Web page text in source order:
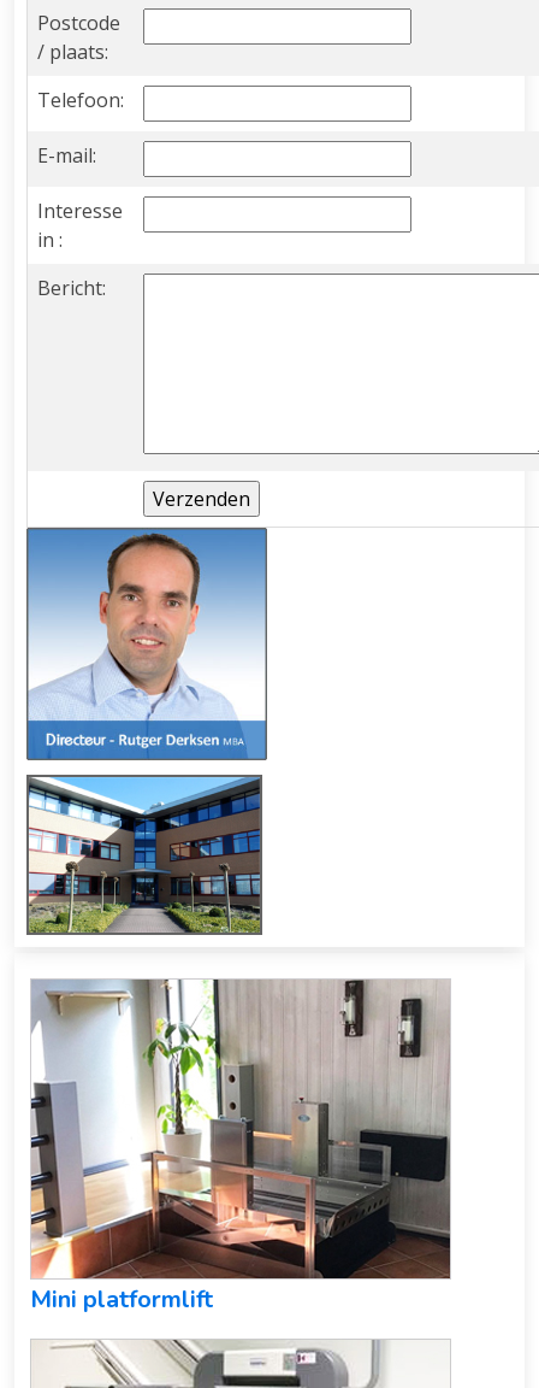
Postcode
/ plaats:
Telefoon:
E-mail:
Interesse
in :
Bericht:
Mini platformlift